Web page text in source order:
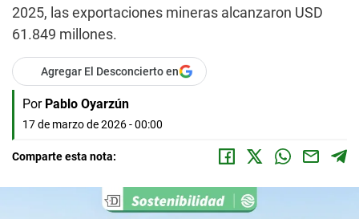
2025, las exportaciones mineras alcanzaron USD
61.849 millones.
Agregar El Desconcierto en
Por Pablo Oyarzún
17 de marzo de 2026 - 00:00
Comparte esta nota: